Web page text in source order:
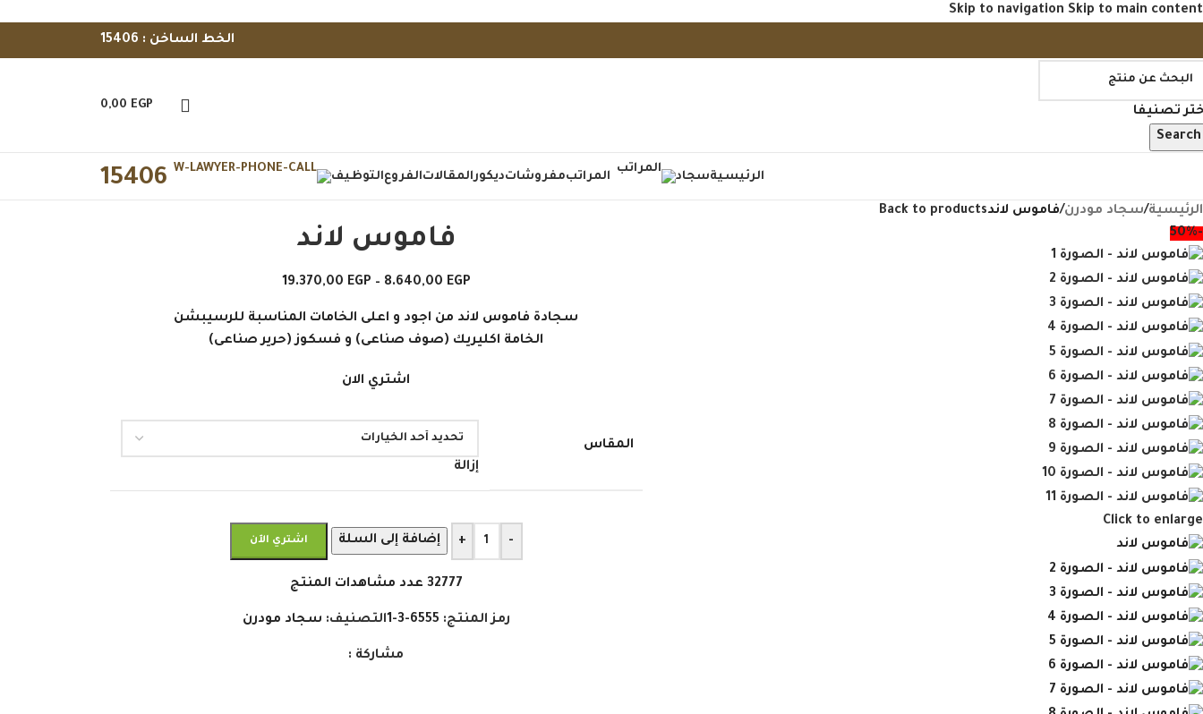
Skip to navigation Skip to main content
الخط الساخن : 15406
تصنيفا
Search
0,00 EGP
الرئيسيةسجاد المراتبمفروشاتديكور المقالاتالفروعالتوظيف 15406
الرئيسية/سجاد مودرن/فاموس لاندBack to products
-50%
Click to enlarge
فاموس لاند
8.640,00 EGP
–
19.370,00 EGP
سجادة فاموس لاند من اجود و اعلى الخامات المناسبة للرسيبشن
الخامة اكليريك (صوف صناعى) و فسكوز (حرير صناعى)
اشتري الان
المقاس
إزالة
-
+ إضافة إلى السلة اشتري الآن
32777 عدد مشاهدات المنتج
رمز المنتج: 6555-3-1 التصنيف: سجاد مودرن
مشاركة :